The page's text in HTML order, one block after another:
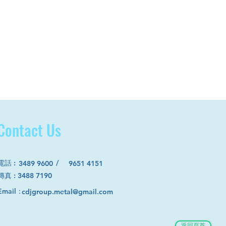
9651 4151
話 : /
：cdjgroup.metal@gmail.com
Us
3489 9600
真 : 3488 7190